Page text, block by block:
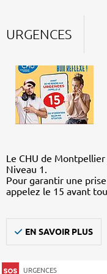
URGENCES
Le CHU de
Niveau 1.
Pour garantir une
appelez le 15 avant
EN SAVOIR PLUS
URGENCES